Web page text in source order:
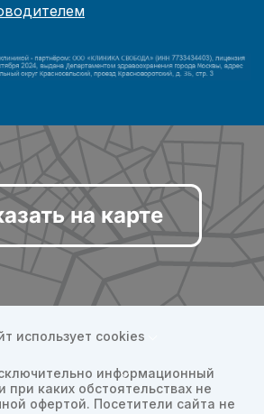
на карте
использует cookies
информационный
при каких обстоятельствах не
офертой. Посетители сайта не